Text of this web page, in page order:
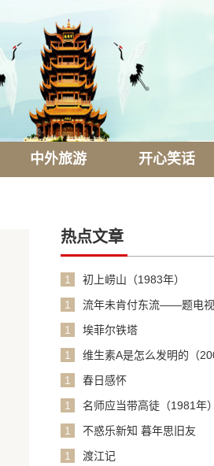
中外旅游 开心笑话
热点文章
1
初上崂山（1983年）
1
流年未肯付东流——题电
1
埃菲尔铁塔
1
维生素A是怎么发明的（
1
春日感怀
1
名师应当带高徒（1981年）
1
不惑乐新知 暮年思旧友
1
渡江记